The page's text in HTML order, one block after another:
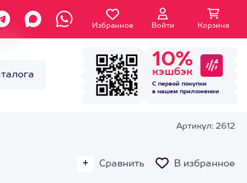
Избранное Войти Корзина
10%
кэшбэк
С первой покупки
в нашем приложении
Артикул: 2612
Сравнить В избранное